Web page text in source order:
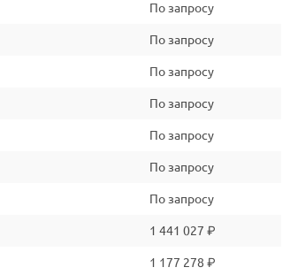
По запросу
По запросу
По запросу
По запросу
По запросу
По запросу
По запросу
1 441 027 ₽
1 177 278 ₽